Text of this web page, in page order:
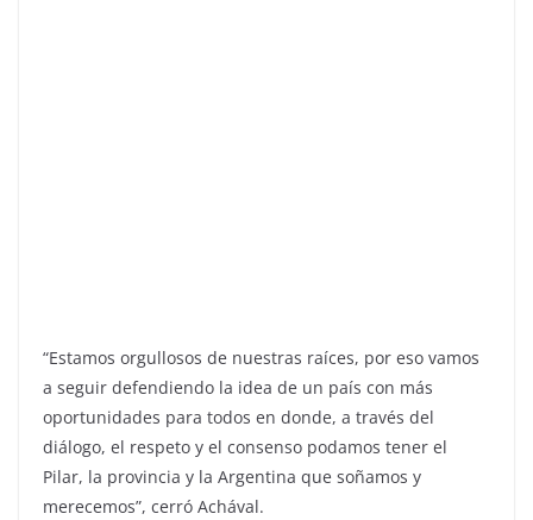
“Estamos orgullosos de nuestras raíces, por eso vamos
a seguir defendiendo la idea de un país con más
oportunidades para todos en donde, a través del
diálogo, el respeto y el consenso podamos tener el
Pilar, la provincia y la Argentina que soñamos y
merecemos”, cerró Achával.